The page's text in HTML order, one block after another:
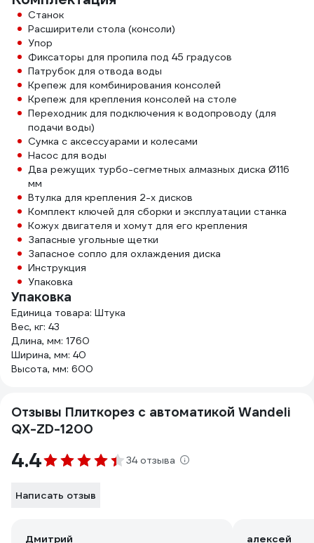
Станок
Расширители стола (консоли)
Упор
Фиксаторы для пропила под 45 градусов
Патрубок для отвода воды
Крепеж для комбинирования консолей
Крепеж для крепления консолей на столе
Переходник для подключения к водопроводу (для
подачи воды)
Сумка с аксессуарами и колесами
Насос для воды
Два режущих турбо-сегметных алмазных диска Ø116
мм
Втулка для крепления 2-х дисков
Комплект ключей для сборки и эксплуатации станка
Кожух двигателя и хомут для его крепления
Запасные угольные щетки
Запасное сопло для охлаждения диска
Инструкция
Упаковка
Упаковка
Единица товара: Штука
Вес, кг: 43
Длина, мм: 1760
Ширина, мм: 40
Высота, мм: 600
Отзывы Плиткорез с автоматикой Wandeli
QX-ZD-1200
4.4 34 отзыва
Написать отзыв
Дмитрий алексей